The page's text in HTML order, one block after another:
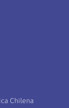
Chilena